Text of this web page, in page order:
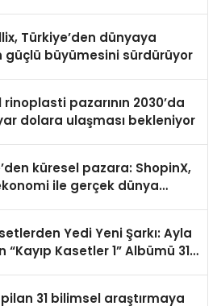
Türkiye’den dünyaya
güçlü büyümesini sürdürüyor
rinoplasti pazarının 2030’da
dolara ulaşması bekleniyor
küresel pazara: ShopinX,
ile gerçek dünya
Yedi Yeni Şarkı: Ayla
“Kayıp Kasetler 1” Albümü 31
31 bilimsel araştırmaya